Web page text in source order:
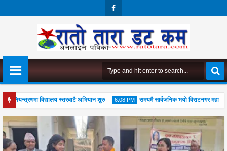
Boo
नियन्त्रणमा विद्यालय स्तरबाटै अभियान शुरु 6:08 PM
समयमै सार्वजनिक भयो विराटनगर